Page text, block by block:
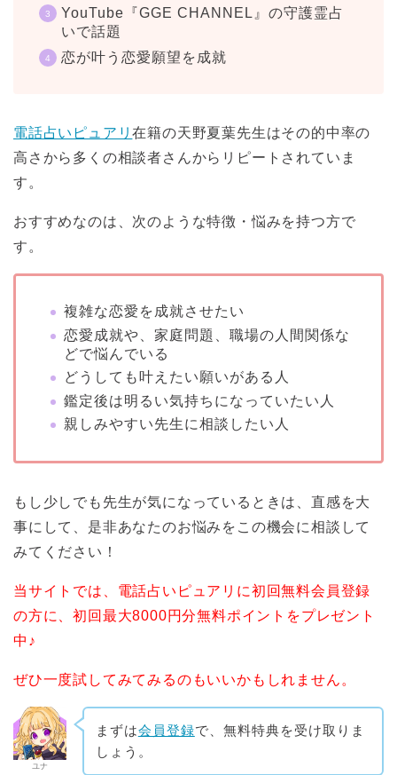
YouTube『GGE CHANNEL』の守護霊占
いで話題
恋が叶う恋愛願望を成就
電話占いピュアリ在籍の天野夏葉先生はその的中率の
高さから多くの相談者さんからリピートされていま
す。
おすすめなのは、次のような特徴・悩みを持つ方で
す。
複雑な恋愛を成就させたい
恋愛成就や、家庭問題、職場の人間関係な
どで悩んでいる
どうしても叶えたい願いがある人
鑑定後は明るい気持ちになっていたい人
親しみやすい先生に相談したい人
もし少しでも先生が気になっているときは、直感を大
事にして、是非あなたのお悩みをこの機会に相談して
みてください！
当サイトでは、電話占いピュアリに初回無料会員登録
の方に、初回最大8000円分無料ポイントをプレゼント
中♪
ぜひ一度試してみてみるのもいいかもしれません。
ユナ
まずは会員登録で、無料特典を受け取りま
しょう。